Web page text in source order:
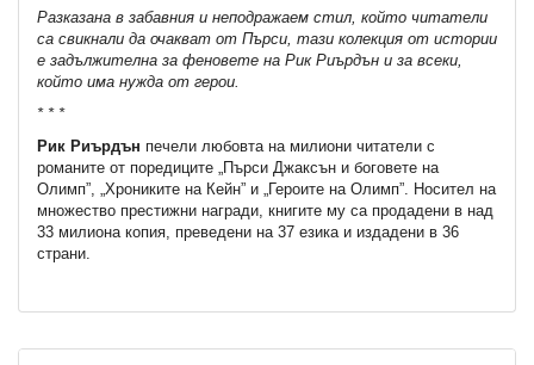
Разказана в забавния и неподражаем стил, който читатели
са свикнали да очакват от Пърси, тази колекция от истории
е задължителна за феновете на Рик Риърдън и за всеки,
който има нужда от герои.
* * *
Рик Риърдън печели любовта на милиони читатели с
романите от поредиците „Пърси Джаксън и боговете на
Олимп”, „Хрониките на Кейн” и „Героите на Олимп”. Носител на
множество престижни награди, книгите му са продадени в над
33 милиона копия, преведени на 37 езика и издадени в 36
страни.